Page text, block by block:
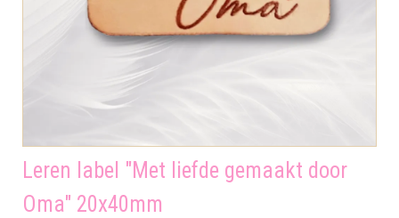
Leren label "Met liefde gemaakt door
Oma" 20x40mm